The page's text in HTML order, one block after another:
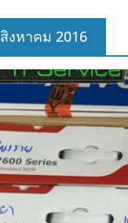
สิงหาคม 2016